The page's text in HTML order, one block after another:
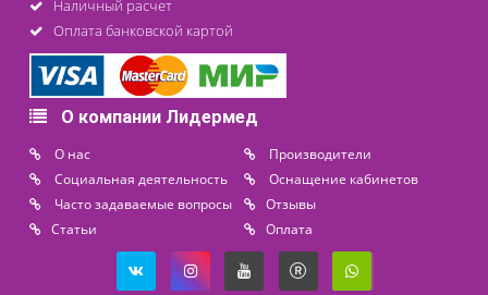
8 (800) 444 14 28
+7 (812) 565 23 25
+7 (911) 975 18 51
+7 (931) 388 11 60
Расходные материалы
Lidermed.rf@yandex.ru
Адрес
196626, Санкт-Петербург, Шушары, ул. Пушкинская, 10 корп. 2
Способы оплаты
Безналичный расчет
Наличный расчет